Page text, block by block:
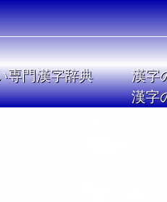
専門漢字辞典
漢字
漢字